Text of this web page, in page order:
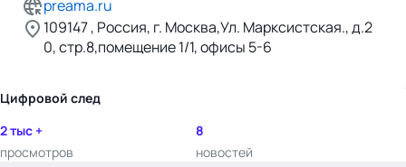
preama.ru
109147 , Россия, г. Москва,Ул. Марксистская., д.2
0, стр.8,помещение 1/1, офисы 5-6
Цифровой след
2 тыс +
просмотров
8
новостей